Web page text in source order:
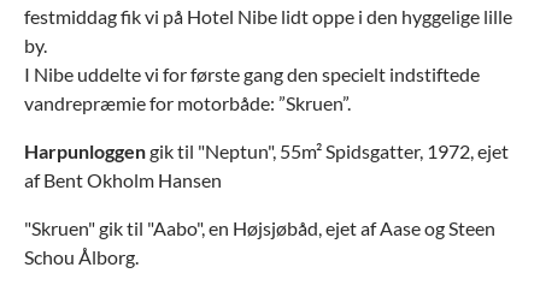
festmiddag fik vi på Hotel Nibe lidt oppe i den hyggelige lille
by.
I Nibe uddelte vi for første gang den specielt indstiftede
vandrepræmie for motorbåde: ”Skruen”.
Harpunloggengik til "Neptun", 55m² Spidsgatter, 1972, ejet
af Bent Okholm Hansen
"Skruen" gik til "Aabo", en Højsjøbåd, ejet af Aase og Steen
Schou Ålborg.